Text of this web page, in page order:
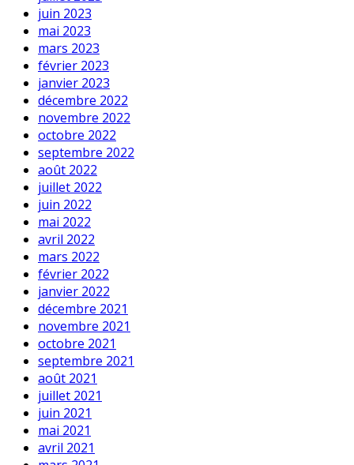
juin 2023
mai 2023
mars 2023
février 2023
janvier 2023
décembre 2022
novembre 2022
octobre 2022
septembre 2022
août 2022
juillet 2022
juin 2022
mai 2022
avril 2022
mars 2022
février 2022
janvier 2022
décembre 2021
novembre 2021
octobre 2021
septembre 2021
août 2021
juillet 2021
juin 2021
mai 2021
avril 2021